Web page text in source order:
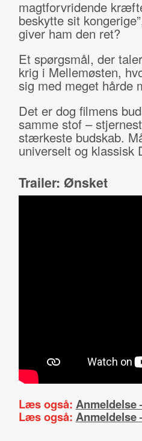
magtforvridende
beskytte sit
giver ham den ret?
Et spørgsmål, der
krig i Mellemøsten,
sig med meget hårde
Det er dog filmens
samme stof –
stærkeste budskab.
universelt og klassisk
Trailer: Ønsket
Læs også: Anmeldelse
Læs også: Anmeldelse